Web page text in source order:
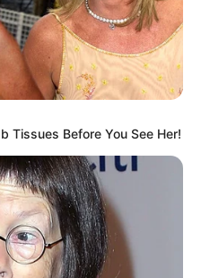
Tissues Before You See Her!